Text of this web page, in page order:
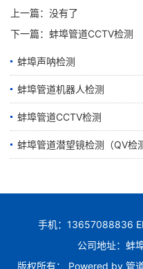
上一篇：没有了
下一篇： 蚌埠管道CCTV检测
蚌埠声呐检测
蚌埠管道机器人检测
蚌埠管道CCTV检测
蚌埠管道潜望镜检测（QV检
手机：13657088836
公司地址：蚌
版权所有： Powered by 管